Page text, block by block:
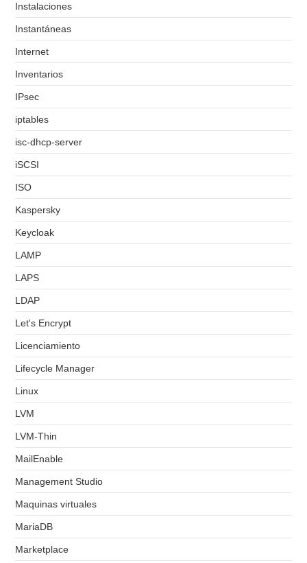
Instalaciones
Instantáneas
Internet
Inventarios
IPsec
iptables
isc-dhcp-server
iSCSI
ISO
Kaspersky
Keycloak
LAMP
LAPS
LDAP
Let's Encrypt
Licenciamiento
Lifecycle Manager
Linux
LVM
LVM-Thin
MailEnable
Management Studio
Maquinas virtuales
MariaDB
Marketplace